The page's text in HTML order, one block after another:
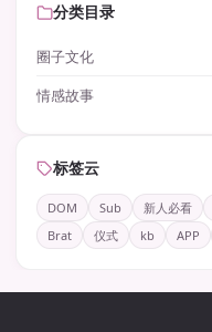
分类目录
圈子文化
情感故事
标签云
DOM Sub 新人必看
Brat
仪式 kb APP